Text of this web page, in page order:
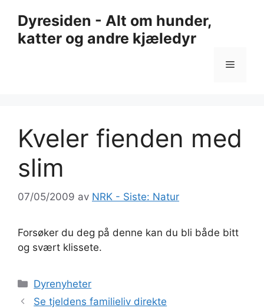
innhold
Dyresiden - Alt om hunder,
katter og andre kjæledyr
Meny
Kveler fienden med
slim
07/05/2009 av NRK - Siste: Natur
Forsøker du deg på denne kan du bli både bitt
og svært klissete.
Kategorier
Dyrenyheter
Se tjeldens familieliv direkte